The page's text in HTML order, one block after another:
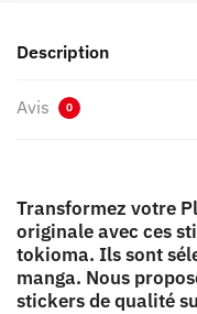
Description
Avis 0
Transformez votre
originale avec ces
tokioma. Ils sont
manga. Nous
stickers de qualité